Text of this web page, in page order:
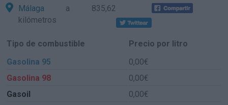
Málaga a 835,62
kilómetros
Tipo de combustible
Precio por litro
Gasolina 95
0,00€
Gasolina 98
0,00€
Gasoil
0,00€